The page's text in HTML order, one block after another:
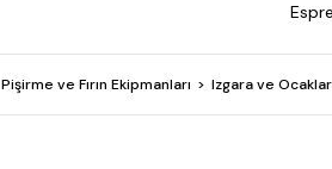
Pişirme ve Fırın Ekipmanları Izgara ve Ocaklar